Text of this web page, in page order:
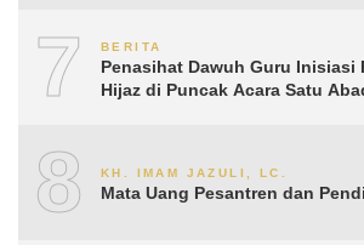
7 BERITA
Penasihat Dawuh Guru Inisiasi
Hijaz di Puncak Acara Satu
8 KH. IMAM JAZULI, LC.
Mata Uang Pesantren dan